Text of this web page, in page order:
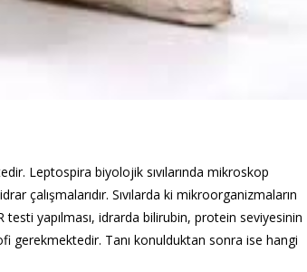
Leptospira biyolojik sıvılarında mikroskop
çalışmalarıdır. Sıvılarda ki mikroorganizmaların
testi yapılması, idrarda bilirubin, protein seviyesinin
gerekmektedir. Tanı konulduktan sonra ise hangi